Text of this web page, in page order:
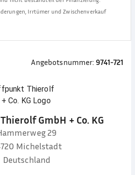
Irrtümer und Zwischenverkauf
Angebotsnummer: 9741-721
GmbH + Co. KG
29
Michelstadt
Deutschland